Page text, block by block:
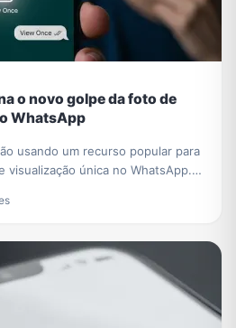
o novo golpe da foto de
WhatsApp
usando um recurso popular para
visualização única no WhatsApp.